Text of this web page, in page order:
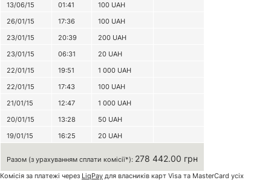
13/06/15 01:41 100 UAH
26/01/15
17:36 100 UAH
23/01/15
20:39 200 UAH
23/01/15
06:31 20 UAH
22/01/15
19:51 1 000 UAH
22/01/15
17:43 100 UAH
21/01/15
12:47 1 000 UAH
20/01/15
13:28 50 UAH
19/01/15
16:25 20 UAH
Разом (з урахуванням сплати комісії*): 278 442.00 грн
Комісія за платежі через LiqPay для власників карт Visa та MasterCard усіх